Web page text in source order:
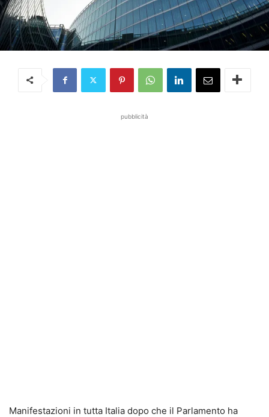
pubblicità
Manifestazioni in tutta Italia dopo che il Parlamento ha